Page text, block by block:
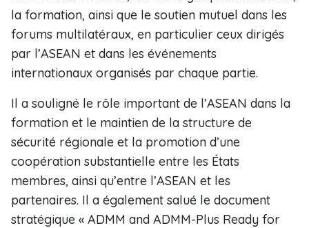
la formation, ainsi que le soutien mutuel dans les
forums multilatéraux, en particulier ceux dirigés
par l’ASEAN et dans les événements
internationaux organisés par chaque partie.
Il a souligné le rôle important de l’ASEAN dans la
formation et le maintien de la structure de
sécurité régionale et la promotion d’une
coopération substantielle entre les États
membres, ainsi qu’entre l’ASEAN et les
partenaires. Il a également salué le document
stratégique « ADMM and ADMM-Plus Ready for